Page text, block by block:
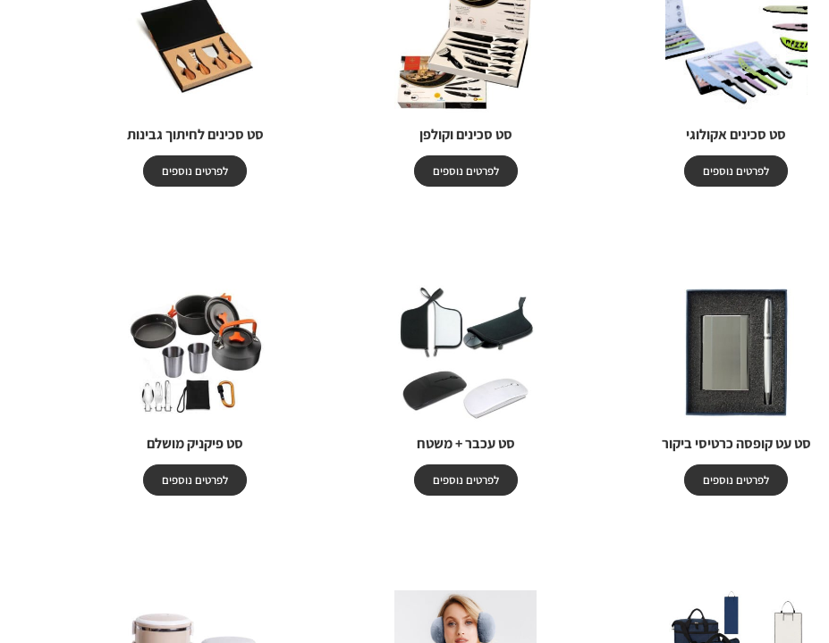
סט סכינים אקולוגי
לפרטים נוספים
סט סכינים וקולפן
לפרטים נוספים
סט סכינים לחיתוך גבינות
לפרטים נוספים
סט עט קופסה כרטיסי ביקור
לפרטים נוספים
סט עכבר + משטח
לפרטים נוספים
סט פיקניק מושלם
לפרטים נוספים